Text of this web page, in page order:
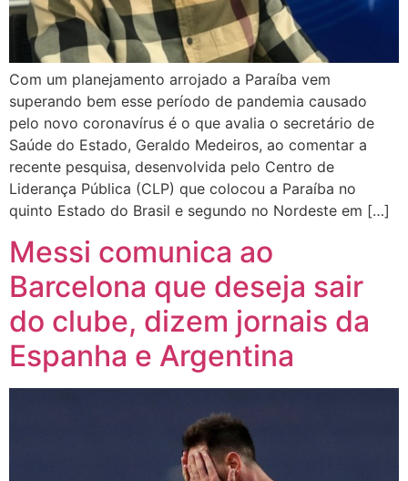
Com um planejamento arrojado a Paraíba vem
superando bem esse período de pandemia causado
pelo novo coronavírus é o que avalia o secretário de
Saúde do Estado, Geraldo Medeiros, ao comentar a
recente pesquisa, desenvolvida pelo Centro de
Liderança Pública (CLP) que colocou a Paraíba no
quinto Estado do Brasil e segundo no Nordeste em […]
Messi comunica ao
Barcelona que deseja sair
do clube, dizem jornais da
Espanha e Argentina